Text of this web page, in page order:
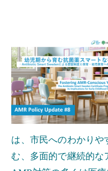
は、市民へのわかりや
む、多面的で継続的な